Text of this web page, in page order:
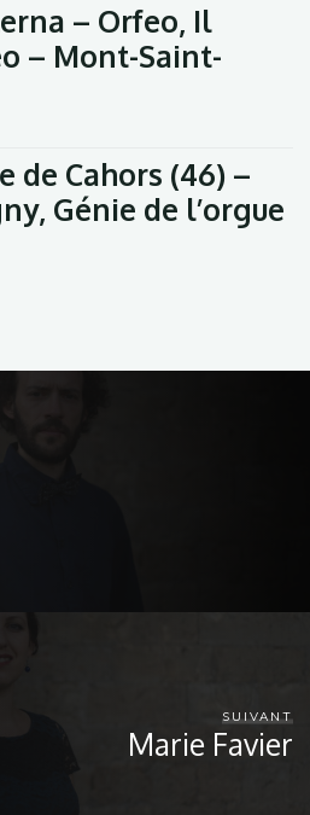
– Orfeo, Il
– Mont-Saint-
de Cahors (46) –
Génie de l’orgue
SUIVANT
Marie Favier